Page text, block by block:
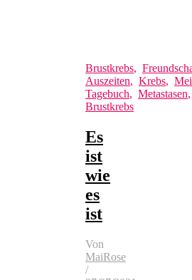
Brustkrebs,
Auszeiten, Krebs,
Tagebuch, Metastasen,
Brustkrebs
Es
ist
wie
es
ist
Von
MaiRose
/